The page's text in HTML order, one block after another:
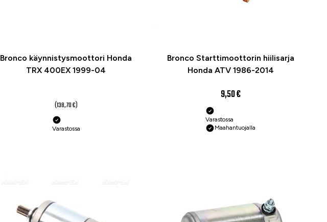
Bronco käynnistysmoottori Honda
TRX 400EX 1999-04
(138,70 €)
Varastossa
Bronco Starttimoottorin hiilisarja
Honda ATV 1986-2014
9,50 €
Varastossa
Maahantuojalla